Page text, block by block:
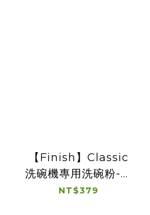
【Finish】Classic
洗碗機專用洗碗粉-檸
檬1.2kg
NT$379